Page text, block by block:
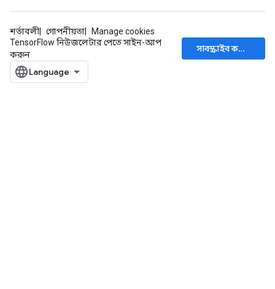
শর্তাবলী গোপনীয়তা
Manage cookies
TensorFlow নিউজলেটার পেতে সাইন-আপ
করুন
সাবস্ক্রাইব করুন